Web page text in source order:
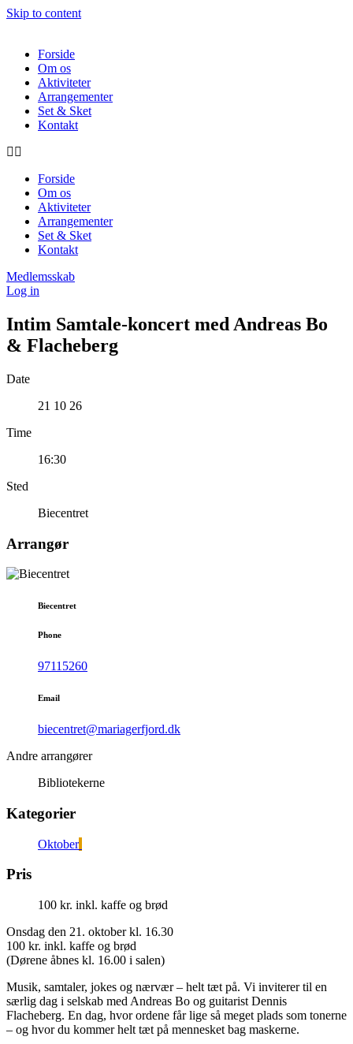
Skip to content
Forside
Om os
Aktiviteter
Arrangementer
Set & Sket
Kontakt
Forside
Om os
Aktiviteter
Arrangementer
Set & Sket
Kontakt
Medlemsskab
Log in
Intim Samtale-koncert med Andreas Bo
& Flacheberg
Date
21 10 26
Time
16:30
Sted
Biecentret
Arrangør
Biecentret
Phone
97115260
Email
biecentret@mariagerfjord.dk
Andre arrangører
Bibliotekerne
Kategorier
Oktober
Pris
100 kr. inkl. kaffe og brød
Onsdag den 21. oktober kl. 16.30
100 kr. inkl. kaffe og brød
(Dørene åbnes kl. 16.00 i salen)
Musik, samtaler, jokes og nærvær – helt tæt på. Vi inviterer til en
særlig dag i selskab med Andreas Bo og guitarist Dennis
Flacheberg. En dag, hvor ordene får lige så meget plads som tonerne
– og hvor du kommer helt tæt på mennesket bag maskerne.